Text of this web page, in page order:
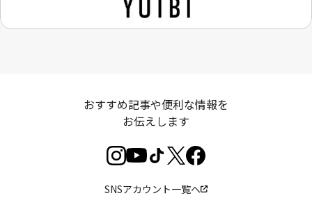
おすすめ記事や便利な情報を
お伝えします
SNSアカウント一覧へ